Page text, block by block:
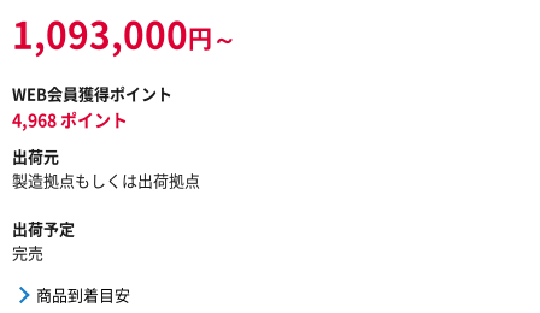
1,093,000円～
WEB会員獲得ポイント
4,968 ポイント
出荷元
製造拠点もしくは出荷拠点
出荷予定
完売
商品到着目安